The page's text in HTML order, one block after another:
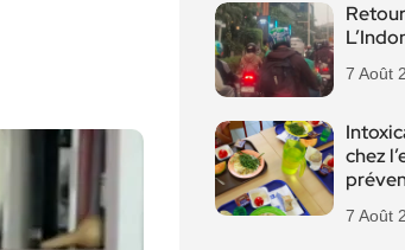
7 Août
chez
7 Août